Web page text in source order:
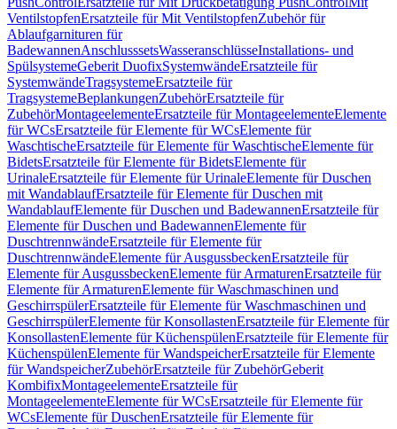
VentilstopfenErsatzteile für Mit VentilstopfenZubehör für
Ablaufgarnituren für
BadewannenAnschlusssetsWasseranschlüsseInstallations- und
SpülsystemeGeberit DuofixSystemwändeErsatzteile für
SystemwändeTragsystemeErsatzteile für
TragsystemeBeplankungenZubehörErsatzteile für
ZubehörMontageelementeErsatzteile für MontageelementeElemente
für WCsErsatzteile für Elemente für WCsElemente für
WaschtischeErsatzteile für Elemente für WaschtischeElemente für
BidetsErsatzteile für Elemente für BidetsElemente für
UrinaleErsatzteile für Elemente für UrinaleElemente für Duschen
mit WandablaufErsatzteile für Elemente für Duschen mit
WandablaufElemente für Duschen und BadewannenErsatzteile für
Elemente für Duschen und BadewannenElemente für
DuschtrennwändeErsatzteile für Elemente für
DuschtrennwändeElemente für AusgussbeckenErsatzteile für
Elemente für AusgussbeckenElemente für ArmaturenErsatzteile für
Elemente für ArmaturenElemente für Waschmaschinen und
GeschirrspülerErsatzteile für Elemente für Waschmaschinen und
GeschirrspülerElemente für KonsollastenErsatzteile für Elemente für
KonsollastenElemente für KüchenspülenErsatzteile für Elemente für
KüchenspülenElemente für WandspeicherErsatzteile für Elemente
für WandspeicherZubehörErsatzteile für ZubehörGeberit
KombifixMontageelementeErsatzteile für
MontageelementeElemente für WCsErsatzteile für Elemente für
WCsElemente für DuschenErsatzteile für Elemente für